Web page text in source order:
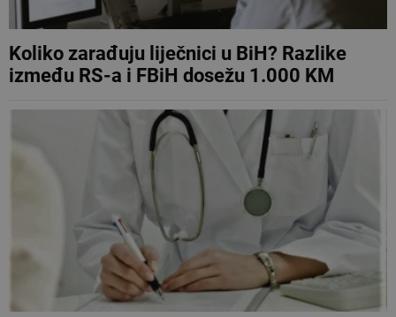
Koliko zarađuju liječnici u BiH? Razlike
između RS-a i FBiH dosežu 1.000 KM